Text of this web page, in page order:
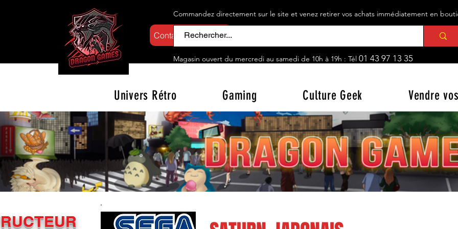
Contactez-nous
Commandez directement sur le site et venez retirer vos achats immédiatement en
Magasin ouvert du mercredi au samedi de 10h à 19h : Tél 01 43 97 13 35
Univers Rétro Gaming Culture Geek Vendre